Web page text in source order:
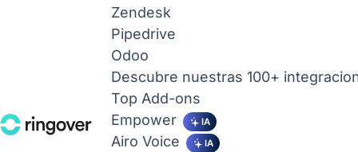
Zendesk
Pipedrive
Odoo
Descubre nuestras 100+
Top Add-ons
Empower
IA
Airo Voice IA